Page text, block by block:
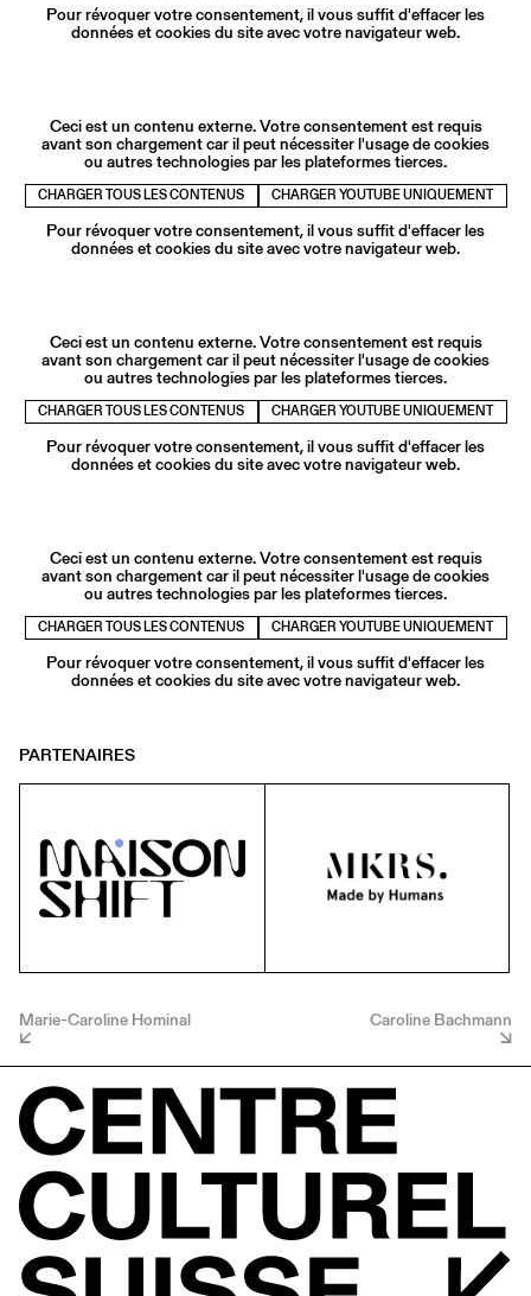
Pour révoquer votre consentement, il vous suffit d'effacer les
données et cookies du site avec votre navigateur web.
Ceci est un contenu externe. Votre consentement est requis
avant son chargement car il peut nécessiter l'usage de cookies
ou autres technologies par les plateformes tierces.
CHARGER TOUS LES CONTENUS CHARGER YOUTUBE UNIQUEMENT
Pour révoquer votre consentement, il vous suffit d'effacer les
données et cookies du site avec votre navigateur web.
Ceci est un contenu externe. Votre consentement est requis
avant son chargement car il peut nécessiter l'usage de cookies
ou autres technologies par les plateformes tierces.
CHARGER TOUS LES CONTENUS CHARGER YOUTUBE UNIQUEMENT
Pour révoquer votre consentement, il vous suffit d'effacer les
données et cookies du site avec votre navigateur web.
Ceci est un contenu externe. Votre consentement est requis
avant son chargement car il peut nécessiter l'usage de cookies
ou autres technologies par les plateformes tierces.
CHARGER TOUS LES CONTENUS CHARGER YOUTUBE UNIQUEMENT
Pour révoquer votre consentement, il vous suffit d'effacer les
données et cookies du site avec votre navigateur web.
PARTENAIRES
Marie-Caroline Hominal Caroline Bachmann